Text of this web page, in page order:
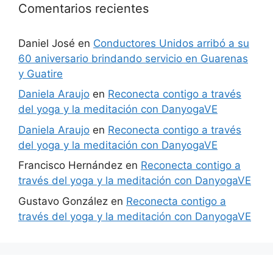
Comentarios recientes
Daniel José en Conductores Unidos arribó a su
60 aniversario brindando servicio en Guarenas
y Guatire
Daniela Araujo en Reconecta contigo a través
del yoga y la meditación con DanyogaVE
Daniela Araujo en Reconecta contigo a través
del yoga y la meditación con DanyogaVE
Francisco Hernández en Reconecta contigo a
través del yoga y la meditación con DanyogaVE
Gustavo González en Reconecta contigo a
través del yoga y la meditación con DanyogaVE